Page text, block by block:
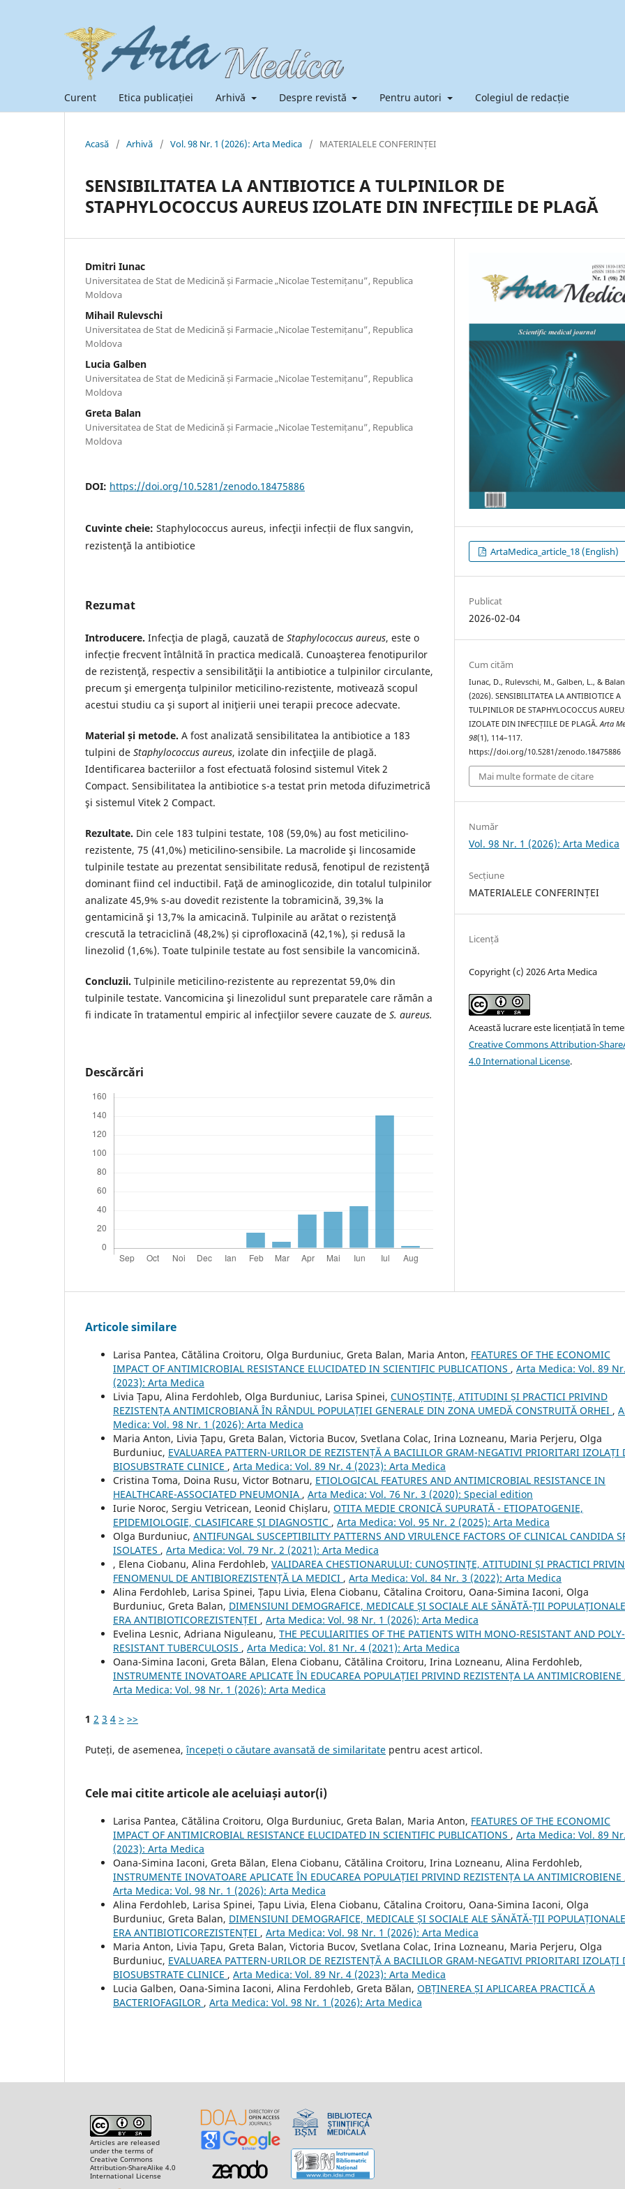
Curent Etica publicației Arhivă Despre revistă Pentru autori Colegiul de redacție
Acasă / Arhivă / Vol. 98 Nr. 1 (2026): Arta Medica / MATERIALELE CONFERINȚEI
SENSIBILITATEA LA ANTIBIOTICE A TULPINILOR DE
STAPHYLOCOCCUS AUREUS IZOLATE DIN INFECȚIILE DE PLAGĂ
Dmitri Iunac
Universitatea de Stat de Medicină și Farmacie „Nicolae Testemițanu”, Republica
Moldova
Mihail Rulevschi
Universitatea de Stat de Medicină și Farmacie „Nicolae Testemițanu”, Republica
Moldova
Lucia Galben
Universitatea de Stat de Medicină și Farmacie „Nicolae Testemițanu”, Republica
Moldova
Greta Balan
Universitatea de Stat de Medicină și Farmacie „Nicolae Testemițanu”, Republica
Moldova
DOI: https://doi.org/10.5281/zenodo.18475886
Cuvinte cheie: Staphylococcus aureus, infecţii infecții de flux sangvin,
rezistenţă la antibiotice
Rezumat
Introducere. Infecţia de plagă, cauzată de Staphylococcus aureus, este o
infecție frecvent întâlnită în practica medicală. Cunoaşterea fenotipurilor
de rezistenţă, respectiv a sensibilităţii la antibiotice a tulpinilor circulante,
precum şi emergenţa tulpinilor meticilino-rezistente, motivează scopul
acestui studiu ca şi suport al iniţierii unei terapii precoce adecvate.
Material și metode. A fost analizată sensibilitatea la antibiotice a 183
tulpini de Staphylococcus aureus, izolate din infecţiile de plagă.
Identificarea bacteriilor a fost efectuată folosind sistemul Vitek 2
Compact. Sensibilitatea la antibiotice s-a testat prin metoda difuzimetrică
şi sistemul Vitek 2 Compact.
Rezultate. Din cele 183 tulpini testate, 108 (59,0%) au fost meticilino-
rezistente, 75 (41,0%) meticilino-sensibile. La macrolide şi lincosamide
tulpinile testate au prezentat sensibilitate redusă, fenotipul de rezistenţă
dominant fiind cel inductibil. Faţă de aminoglicozide, din totalul tulpinilor
analizate 45,9% s-au dovedit rezistente la tobramicină, 39,3% la
gentamicină şi 13,7% la amicacină. Tulpinile au arătat o rezistenţă
crescută la tetraciclină (48,2%) și ciprofloxacină (42,1%), și redusă la
linezolid (1,6%). Toate tulpinile testate au fost sensibile la vancomicină.
Concluzii. Tulpinile meticilino-rezistente au reprezentat 59,0% din
tulpinile testate. Vancomicina şi linezolidul sunt preparatele care rămân a
fi indicate în tratamentul empiric al infecţiilor severe cauzate de S. aureus.
Descărcări
ArtaMedica_article_18 (English)
Publicat
2026-02-04
Cum cităm
Iunac, D., Rulevschi, M., Galben, L., &
(2026). SENSIBILITATEA LA ANTIBIOTICE A
TULPINILOR DE STAPHYLOCOCCUS
IZOLATE DIN INFECȚIILE DE PLAGĂ.Arta
98(1), 114–117.
https://doi.org/10.5281/zenodo.18475886
Mai multe formate de citare
Număr
Vol. 98 Nr. 1 (2026): Arta Medica
Secțiune
MATERIALELE CONFERINȚEI
Licență
Copyright (c) 2026 Arta Medica
Această lucrare este licențiată în
Creative Commons Attribution-
4.0 International License.
Articole similare
Larisa Pantea, Cătălina Croitoru, Olga Burduniuc, Greta Balan, Maria Anton, FEATURES OF THE ECONOMIC
IMPACT OF ANTIMICROBIAL RESISTANCE ELUCIDATED IN SCIENTIFIC PUBLICATIONS , Arta Medica: Vol. 89
(2023): Arta Medica
Livia Țapu, Alina Ferdohleb, Olga Burduniuc, Larisa Spinei, CUNOȘTINȚE, ATITUDINI ȘI PRACTICI PRIVIND
REZISTENȚA ANTIMICROBIANĂ ÎN RÂNDUL POPULAȚIEI GENERALE DIN ZONA UMEDĂ CONSTRUITĂ ORHEI ,
Medica: Vol. 98 Nr. 1 (2026): Arta Medica
Maria Anton, Livia Țapu, Greta Balan, Victoria Bucov, Svetlana Colac, Irina Lozneanu, Maria Perjeru, Olga
Burduniuc, EVALUAREA PATTERN-URILOR DE REZISTENȚĂ A BACILILOR GRAM-NEGATIVI PRIORITARI IZOLAȚI
BIOSUBSTRATE CLINICE , Arta Medica: Vol. 89 Nr. 4 (2023): Arta Medica
Cristina Toma, Doina Rusu, Victor Botnaru, ETIOLOGICAL FEATURES AND ANTIMICROBIAL RESISTANCE IN
HEALTHCARE-ASSOCIATED PNEUMONIA , Arta Medica: Vol. 76 Nr. 3 (2020): Special edition
Iurie Noroc, Sergiu Vetricean, Leonid Chișlaru, OTITA MEDIE CRONICĂ SUPURATĂ - ETIOPATOGENIE,
EPIDEMIOLOGIE, CLASIFICARE ȘI DIAGNOSTIC , Arta Medica: Vol. 95 Nr. 2 (2025): Arta Medica
Olga Burduniuc, ANTIFUNGAL SUSCEPTIBILITY PATTERNS AND VIRULENCE FACTORS OF CLINICAL CANDIDA
ISOLATES , Arta Medica: Vol. 79 Nr. 2 (2021): Arta Medica
, Elena Ciobanu, Alina Ferdohleb, VALIDAREA CHESTIONARULUI: CUNOȘTINȚE, ATITUDINI ȘI PRACTICI
FENOMENUL DE ANTIBIOREZISTENȚĂ LA MEDICI , Arta Medica: Vol. 84 Nr. 3 (2022): Arta Medica
Alina Ferdohleb, Larisa Spinei, Țapu Livia, Elena Ciobanu, Cătalina Croitoru, Oana-Simina Iaconi, Olga
Burduniuc, Greta Balan, DIMENSIUNI DEMOGRAFICE, MEDICALE ȘI SOCIALE ALE SĂNĂTĂ-ȚII
ERA ANTIBIOTICOREZISTENȚEI , Arta Medica: Vol. 98 Nr. 1 (2026): Arta Medica
Evelina Lesnic, Adriana Niguleanu, THE PECULIARITIES OF THE PATIENTS WITH MONO-RESISTANT AND POLY-
RESISTANT TUBERCULOSIS , Arta Medica: Vol. 81 Nr. 4 (2021): Arta Medica
Oana-Simina Iaconi, Greta Bălan, Elena Ciobanu, Cătălina Croitoru, Irina Lozneanu, Alina Ferdohleb,
INSTRUMENTE INOVATOARE APLICATE ÎN EDUCAREA POPULAȚIEI PRIVIND REZISTENȚA LA ANTIMICROBIENE
Arta Medica: Vol. 98 Nr. 1 (2026): Arta Medica
1 2 3 4 > >>
Puteți, de asemenea,începeți o căutare avansată de similaritate pentru acest articol.
Cele mai citite articole ale aceluiași autor(i)
Larisa Pantea, Cătălina Croitoru, Olga Burduniuc, Greta Balan, Maria Anton, FEATURES OF THE ECONOMIC
IMPACT OF ANTIMICROBIAL RESISTANCE ELUCIDATED IN SCIENTIFIC PUBLICATIONS , Arta Medica: Vol. 89
(2023): Arta Medica
Oana-Simina Iaconi, Greta Bălan, Elena Ciobanu, Cătălina Croitoru, Irina Lozneanu, Alina Ferdohleb,
INSTRUMENTE INOVATOARE APLICATE ÎN EDUCAREA POPULAȚIEI PRIVIND REZISTENȚA LA ANTIMICROBIENE
Arta Medica: Vol. 98 Nr. 1 (2026): Arta Medica
Alina Ferdohleb, Larisa Spinei, Țapu Livia, Elena Ciobanu, Cătalina Croitoru, Oana-Simina Iaconi, Olga
Burduniuc, Greta Balan, DIMENSIUNI DEMOGRAFICE, MEDICALE ȘI SOCIALE ALE SĂNĂTĂ-ȚII
ERA ANTIBIOTICOREZISTENȚEI , Arta Medica: Vol. 98 Nr. 1 (2026): Arta Medica
Maria Anton, Livia Țapu, Greta Balan, Victoria Bucov, Svetlana Colac, Irina Lozneanu, Maria Perjeru, Olga
Burduniuc, EVALUAREA PATTERN-URILOR DE REZISTENȚĂ A BACILILOR GRAM-NEGATIVI PRIORITARI IZOLAȚI
BIOSUBSTRATE CLINICE , Arta Medica: Vol. 89 Nr. 4 (2023): Arta Medica
Lucia Galben, Oana-Simina Iaconi, Alina Ferdohleb, Greta Bălan, OBȚINEREA ȘI APLICAREA PRACTICĂ A
BACTERIOFAGILOR , Arta Medica: Vol. 98 Nr. 1 (2026): Arta Medica
Articles are released
under the terms of
Creative Commons
Attribution-ShareAlike 4.0
International License